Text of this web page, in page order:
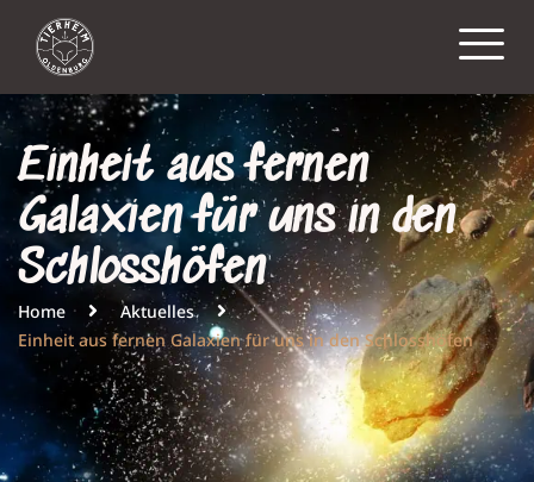
Einheit aus fernen
Galaxien für uns in den
Schlosshöfen
Home
Aktuelles
Einheit aus fernen Galaxien für uns in den Schlosshöfen